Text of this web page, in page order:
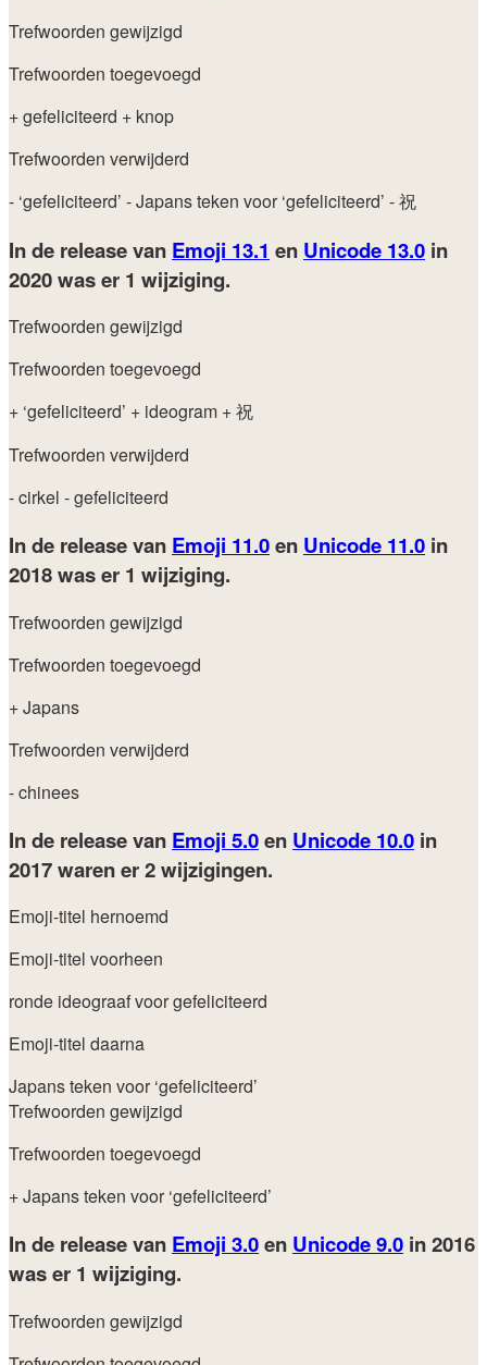
Trefwoorden gewijzigd
Trefwoorden toegevoegd
+ gefeliciteerd + knop
Trefwoorden verwijderd
- ‘gefeliciteerd’ - Japans teken voor ‘gefeliciteerd’ - 祝
In de release van Emoji 13.1 en Unicode 13.0 in
2020was er 1 wijziging.
Trefwoorden gewijzigd
Trefwoorden toegevoegd
+ ‘gefeliciteerd’ + ideogram + 祝
Trefwoorden verwijderd
- cirkel - gefeliciteerd
In de release van Emoji 11.0en Unicode 11.0 in
2018was er 1 wijziging.
Trefwoorden gewijzigd
Trefwoorden toegevoegd
+ Japans
Trefwoorden verwijderd
- chinees
In de release van Emoji 5.0en Unicode 10.0 in
2017waren er 2 wijzigingen.
Emoji-titel hernoemd
Emoji-titel voorheen
ronde ideograaf voor gefeliciteerd
Emoji-titel daarna
Japans teken voor ‘gefeliciteerd’
Trefwoorden gewijzigd
Trefwoorden toegevoegd
+ Japans teken voor ‘gefeliciteerd’
In de release van Emoji 3.0en Unicode 9.0 in 2016
was er 1 wijziging.
Trefwoorden gewijzigd